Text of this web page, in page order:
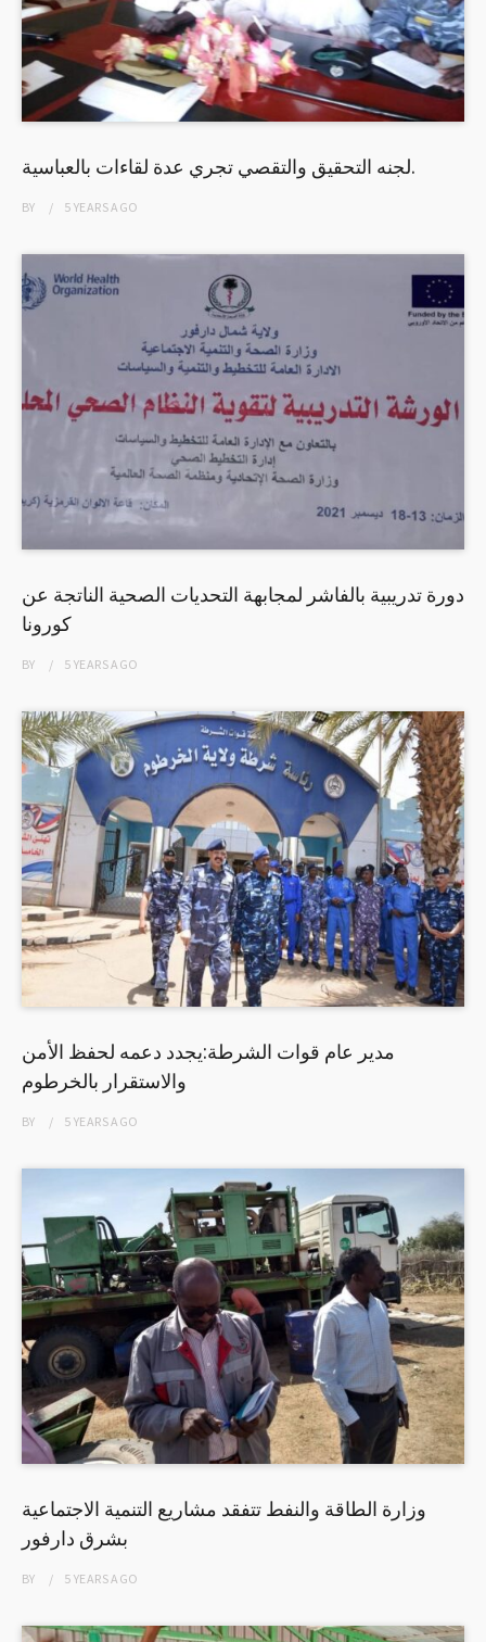
لجنه التحقيق والتقصي تجري عدة لقاءات بالعباسية.
BY 5 YEARSAGO
دورة تدريبية بالفاشر لمجابهة التحديات الصحية الناتجة عن
كورونا
BY 5 YEARSAGO
مدير عام قوات الشرطة:يجدد دعمه لحفظ الأمن
والاستقرار بالخرطوم
BY 5 YEARSAGO
وزارة الطاقة والنفط تتفقد مشاريع التنمية الاجتماعية
بشرق دارفور
BY 5 YEARSAGO